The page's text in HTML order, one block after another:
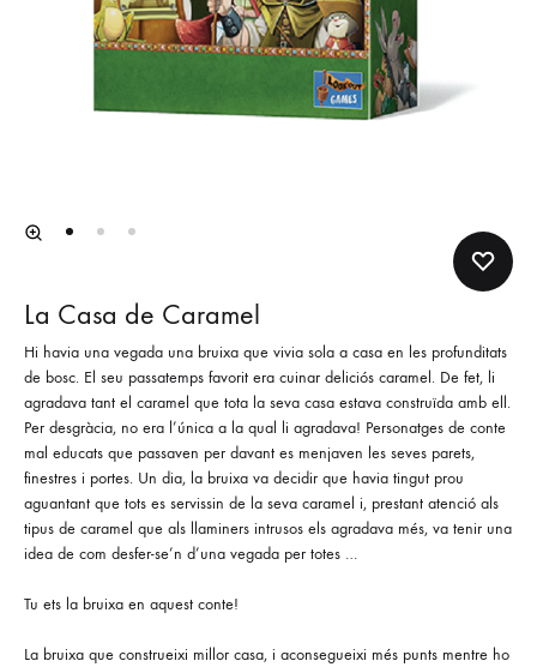
La Casa de Caramel
Hi havia una vegada una bruixa que vivia sola a casa en les profunditats
de bosc. El seu passatemps favorit era cuinar deliciós caramel. De fet, li
agradava tant el caramel que tota la seva casa estava construïda amb ell.
Per desgràcia, no era l’única a la qual li agradava! Personatges de conte
mal educats que passaven per davant es menjaven les seves parets,
finestres i portes. Un dia, la bruixa va decidir que havia tingut prou
aguantant que tots es servissin de la seva caramel i, prestant atenció als
tipus de caramel que als llaminers intrusos els agradava més, va tenir una
idea de com desfer-se’n d’una vegada per totes …
Tu ets la bruixa en aquest conte!
La bruixa que construeixi millor casa, i aconsegueixi més punts mentre ho